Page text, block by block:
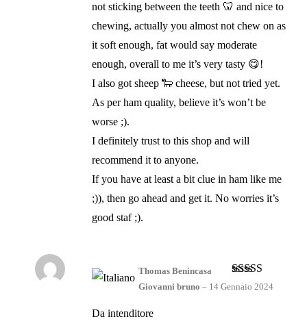
not sticking between the teeth 🦷 and nice to
chewing, actually you almost not chew on as
it soft enough, fat would say moderate
enough, overall to me it’s very tasty 😋!
I also got sheep 🐑 cheese, but not tried yet.
As per ham quality, believe it’s won’t be
worse ;).
I definitely trust to this shop and will
recommend it to anyone.
If you have at least a bit clue in ham like me
;)), then go ahead and get it. No worries it’s
good staf ;).
Valutato5
Thomas Benincasa
Giovanni bruno – 14 Gennaio 2024
Da intenditore